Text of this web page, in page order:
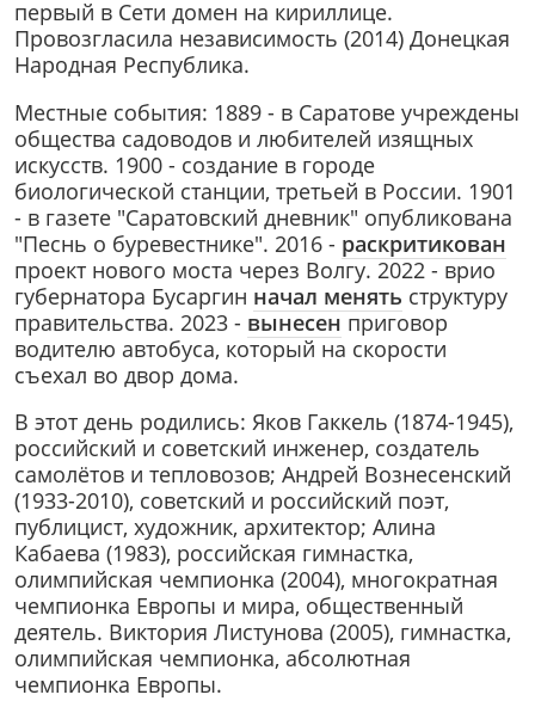
первый в Сети домен на кириллице.
Провозгласила независимость (2014) Донецкая
Народная Республика.
Местные события: 1889 - в Саратове учреждены
общества садоводов и любителей изящных
искусств. 1900 - создание в городе
биологической станции, третьей в России. 1901
- в газете "Саратовский дневник" опубликована
"Песнь о буревестнике". 2016 - раскритикован
проект нового моста через Волгу. 2022 - врио
губернатора Бусаргин начал менять структуру
правительства. 2023 - вынесен приговор
водителю автобуса, который на скорости
съехал во двор дома.
В этот день родились: Яков Гаккель (1874-1945),
российский и советский инженер, создатель
самолётов и тепловозов; Андрей Вознесенский
(1933-2010), советский и российский поэт,
публицист, художник, архитектор; Алина
Кабаева (1983), российская гимнастка,
олимпийская чемпионка (2004), многократная
чемпионка Европы и мира, общественный
деятель. Виктория Листунова (2005), гимнастка,
олимпийская чемпионка, абсолютная
чемпионка Европы.